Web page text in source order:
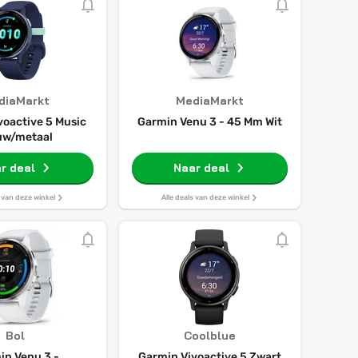
5 Music
metaal
deal
van deze winkel
MediaMarkt
Garmin Venu 3 - 45 Mm Wit
Naar deal
Alle deals van deze winkel
Bol Coolblue